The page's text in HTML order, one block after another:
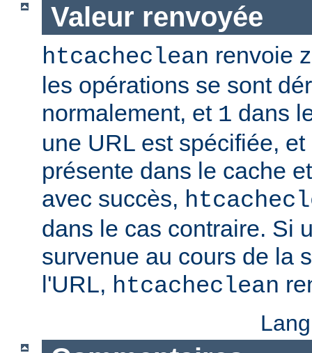
Valeur renvoyée
htcacheclean renvoie
les opérations se sont
normalement, et 1 dans
une URL est spécifiée,
présente dans le cache
avec succès,
dans le cas contraire. Si
survenue au cours de la
l'URL, htcacheclean